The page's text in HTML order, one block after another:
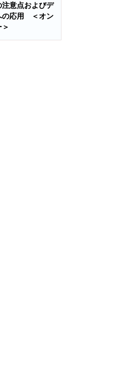
意点およびデ
の応用 ＜オン